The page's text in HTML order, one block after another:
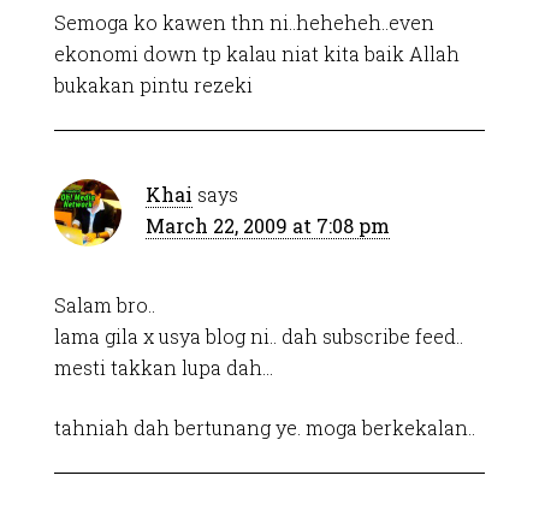
Semoga ko kawen thn ni..heheheh..even
ekonomi down tp kalau niat kita baik Allah
bukakan pintu rezeki
Khai says
March 22, 2009 at 7:08 pm
Salam bro..
lama gila x usya blog ni.. dah subscribe feed..
mesti takkan lupa dah…
tahniah dah bertunang ye. moga berkekalan..